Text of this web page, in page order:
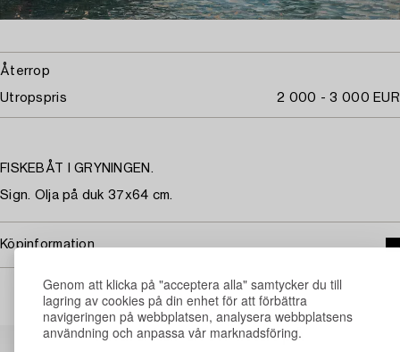
Genom att klicka på "acceptera alla" samtycker du till
lagring av cookies på din enhet för att förbättra
navigeringen på webbplatsen, analysera webbplatsens
användning och anpassa vår marknadsföring.
Återrop
Utropspris 2 000 - 3 000 EUR
FISKEBÅT I GRYNINGEN.
Sign. Olja på duk 37x64 cm.
Köpinformation
Andra har även tittat på